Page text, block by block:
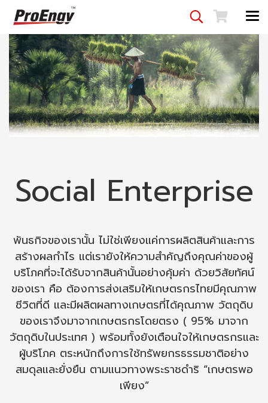
Social Enterprise
พันธกิจของเรานั้น ไม่ใช่เพียงแค่การผลิตสินค้าและการ
สร้างผลกำไร แต่เรายังให้ความสำคัญถึงคุณค่าของผู้
บริโภคที่จะได้รับจากสินค้านั้นอย่างคุ้มค่า ด้วยวิสัยทัศน์
ของเรา คือ ต้องการส่งเสริมให้เกษตรกรไทยมีคุณภาพ
ชีวิตที่ดี และมีผลิตผลทางเกษตรที่ได้คุณภาพ วัตถุดิบ
ของเราจึงมาจากเกษตรกรโดยตรง ( 95% มาจาก
วัตถุดิบในประเทศ ) พร้อมทั้งยังเตือนใจให้เกษตรกรและ
ผู้บริโภค ตระหนักถึงการใช้ทรัพยกรธรรมชาติอย่าง
สมดุลและยั่งยืน ตามแนวทางพระราชดำริ “เกษตรพอ
เพียง”